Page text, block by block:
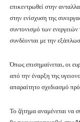
επικεντρωθεί στην
στην ενίσχυση της
συντονισμό των
συνδέονται με την
Όπως επισημαίνεται, οι
από την έναρξη της
απαραίτητο σχεδιασμό
Το ζήτημα αναμένεται να